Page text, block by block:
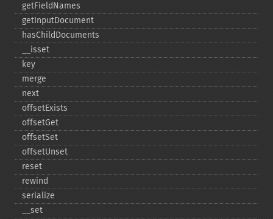
getFieldNames
getInputDocument
hasChildDocuments
_​_​isset
key
merge
next
offsetExists
offsetGet
offsetSet
offsetUnset
reset
rewind
serialize
_​_​set